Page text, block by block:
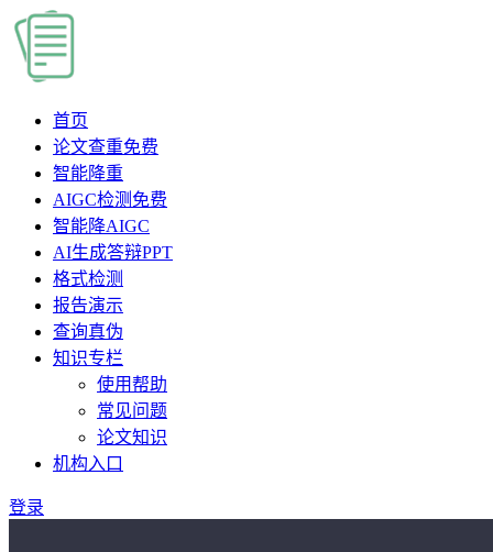
首页
论文查重免费
智能降重
AIGC检测 免费
智能降AIGC
AI生成答辩PPT
格式检测
报告演示
查询真伪
知识专栏
使用帮助
常见问题
论文知识
机构入口
登录